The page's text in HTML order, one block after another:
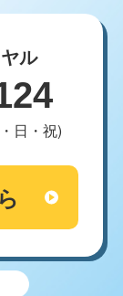
ル
日・祝)